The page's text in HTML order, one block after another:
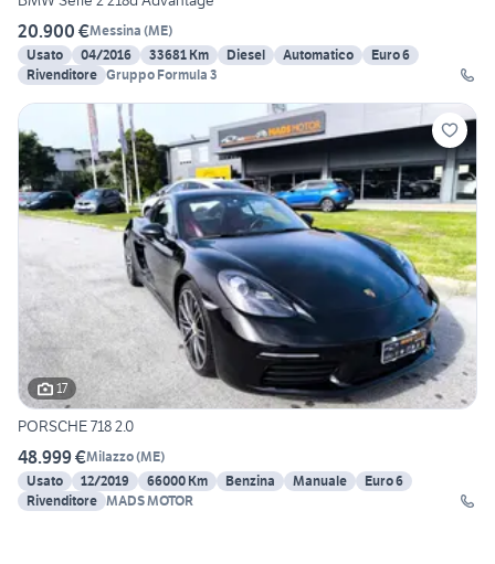
20.900 €Messina (ME)
Usato
04/2016 33681 Km Diesel Automatico
Euro 6
Rivenditore Gruppo Formula 3
17
PORSCHE 718 2.0
48.999 €Milazzo(ME)
Usato
12/2019 66000 Km Benzina Manuale
Euro 6
Rivenditore MADS MOTOR